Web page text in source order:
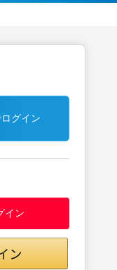
グイン
イン